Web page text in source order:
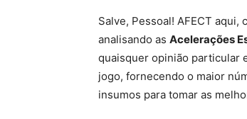
Salve, Pessoal! AFECT aqui,
analisando as Acelerações
quaisquer opinião particular
jogo, fornecendo o maior
insumos para tomar as